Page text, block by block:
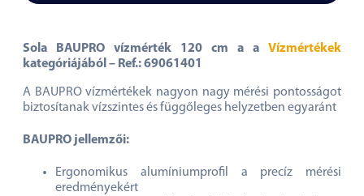
Sola BAUPRO vízmérték 120 cm a a Vízmértékek
kategóriájából – Ref.: 69061401
A BAUPRO vízmértékek nagyon nagy mérési pontosságot
biztosítanak vízszintes és függőleges helyzetben egyaránt
BAUPRO jellemzői:
Ergonomikus alumíniumprofil a precíz mérési
eredményekért